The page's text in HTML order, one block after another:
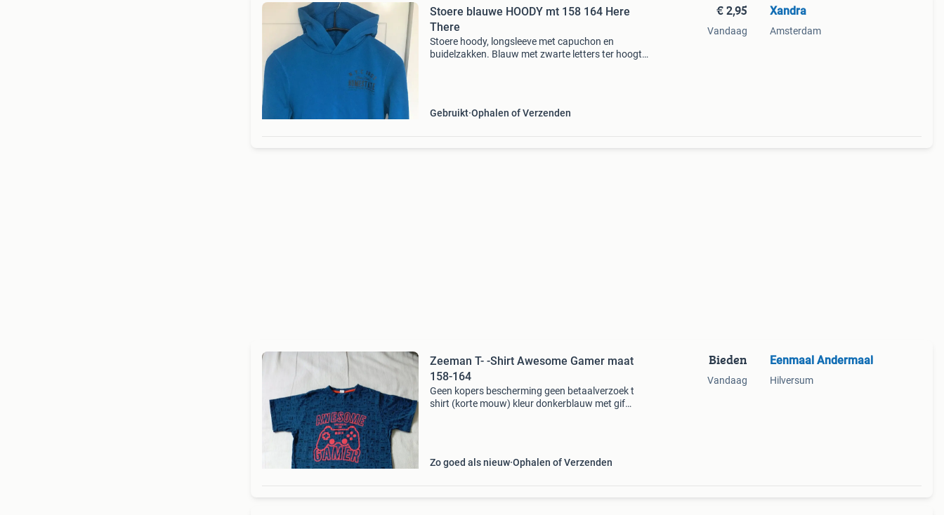
Stoere blauwe HOODY mt 158 164 Here
There
Stoere hoody, longsleeve met capuchon en
buidelzakken. Blauw met zwarte letters ter hoogte
Gebruikt Ophalen of Verzenden
€ 2,95
Vandaag
Xandra
Amsterdam
Zeeman T- -Shirt Awesome Gamer maat
158-164
Geen kopers bescherming geen betaalverzoek t
shirt (korte mouw) kleur donkerblauw met gif
Zo goed als nieuw Ophalen of Verzenden
Bieden
Vandaag
Eenmaal Andermaal
Hilversum